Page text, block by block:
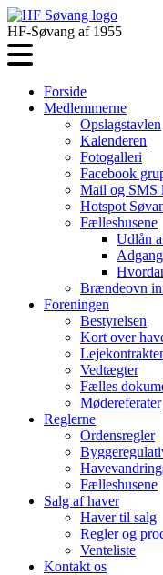
HF-Søvang af 1955
Forside
Medlemmerne
Opslagstavlen
Kalenderen
Fotogalleri
Facebook
Mail og SMS
Hotspot
Fælleshusene
Udlån
Brændeovn
Foreningen
Bestyrelsen
Kort over
Vedtægter
Fælles
Mødereferater
Reglerne
Ordensregler
Fælleshusene
Salg af haver
Haver til salg
Regler og
Venteliste
Kontakt os